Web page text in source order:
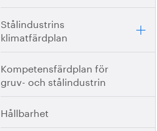
Stålindustrins
klimatfärdplan
Kompetensfärdplan för
gruv- och stålindustrin
Hållbarhet